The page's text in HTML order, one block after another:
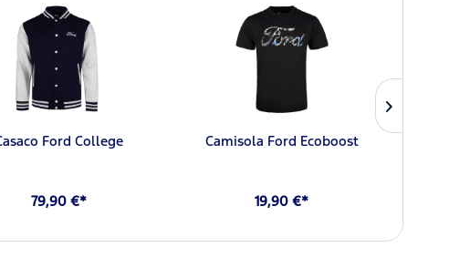
Ford College
79,90 €*
Camisola Ford Ecoboost
19,90 €*